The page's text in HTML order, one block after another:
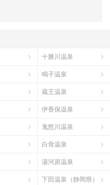
十勝川温泉
鳴子温泉
蔵王温泉
伊香保温泉
鬼怒川温泉
白骨温泉
湯河原温泉
下田温泉（静岡県）